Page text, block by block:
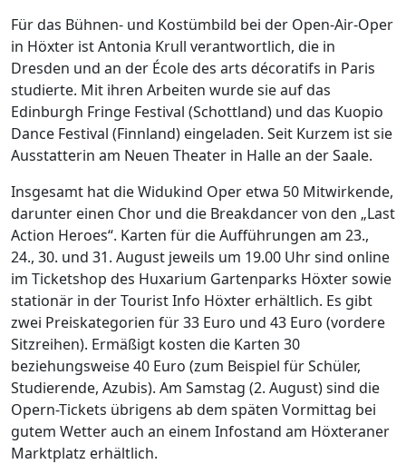
Für das Bühnen- und Kostümbild bei der Open-Air-Oper
in Höxter ist Antonia Krull verantwortlich, die in
Dresden und an der École des arts décoratifs in Paris
studierte. Mit ihren Arbeiten wurde sie auf das
Edinburgh Fringe Festival (Schottland) und das Kuopio
Dance Festival (Finnland) eingeladen. Seit Kurzem ist sie
Ausstatterin am Neuen Theater in Halle an der Saale.
Insgesamt hat die Widukind Oper etwa 50 Mitwirkende,
darunter einen Chor und die Breakdancer von den „Last
Action Heroes“. Karten für die Aufführungen am 23.,
24., 30. und 31. August jeweils um 19.00 Uhr sind online
im Ticketshop des Huxarium Gartenparks Höxter sowie
stationär in der Tourist Info Höxter erhältlich. Es gibt
zwei Preiskategorien für 33 Euro und 43 Euro (vordere
Sitzreihen). Ermäßigt kosten die Karten 30
beziehungsweise 40 Euro (zum Beispiel für Schüler,
Studierende, Azubis). Am Samstag (2. August) sind die
Opern-Tickets übrigens ab dem späten Vormittag bei
gutem Wetter auch an einem Infostand am Höxteraner
Marktplatz erhältlich.